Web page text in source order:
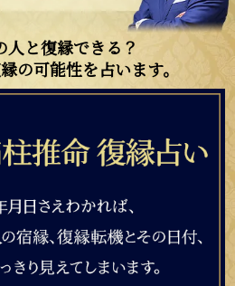
人と復縁できる？
の可能性を占います。